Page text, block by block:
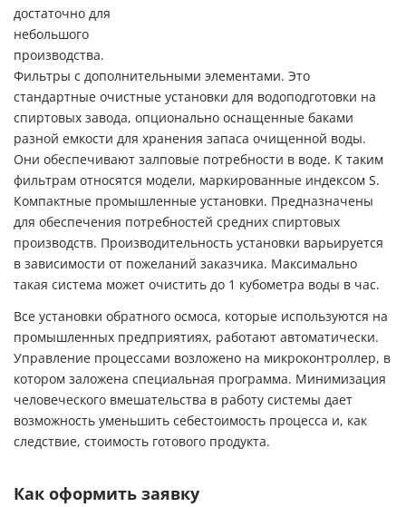
достаточно для
небольшого
производства.
Фильтры с дополнительными элементами. Это
стандартные очистные установки для водоподготовки на
спиртовых завода, опционально оснащенные баками
разной емкости для хранения запаса очищенной воды.
Они обеспечивают залповые потребности в воде. К таким
фильтрам относятся модели, маркированные индексом S.
Компактные промышленные установки. Предназначены
для обеспечения потребностей средних спиртовых
производств. Производительность установки варьируется
в зависимости от пожеланий заказчика. Максимально
такая система может очистить до 1 кубометра воды в час.
Все установки обратного осмоса, которые используются на
промышленных предприятиях, работают автоматически.
Управление процессами возложено на микроконтроллер, в
котором заложена специальная программа. Минимизация
человеческого вмешательства в работу системы дает
возможность уменьшить себестоимость процесса и, как
следствие, стоимость готового продукта.
Как оформить заявку